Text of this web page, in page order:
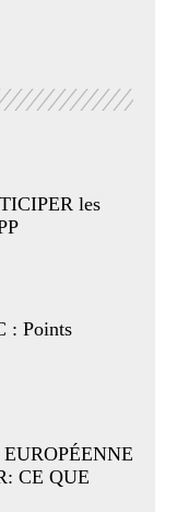
les
: Points
CE QUE